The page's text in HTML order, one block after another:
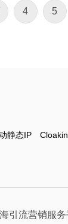
4 5
静态IP
引流营销服